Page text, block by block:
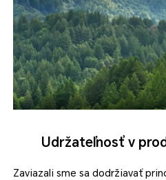
Udržateľnosť v
Zaviazali sme sa dodržiavať